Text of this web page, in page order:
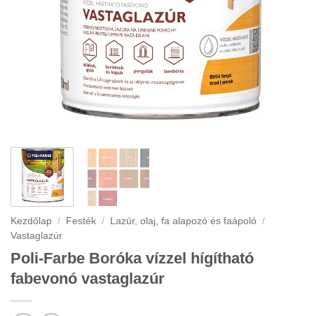
Kezdőlap / Festék / Lazúr, olaj, fa alapozó és faápoló /
Vastaglazúr
Poli-Farbe Boróka vízzel hígítható
fabevonó vastaglazúr